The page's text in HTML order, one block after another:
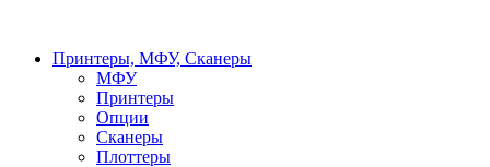
Принтеры, МФУ, Сканеры
МФУ
Принтеры
Опции
Сканеры
Плоттеры